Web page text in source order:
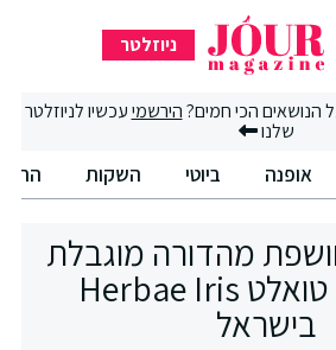
ניוזלטר
הנושאים הכי חמים?הירשמיעכשיו לניוזלטר
שלנו
אופנה ביוטי השקות
מהדורה מוגבלת
של או דה טואלט Herbae Iris
בישראל